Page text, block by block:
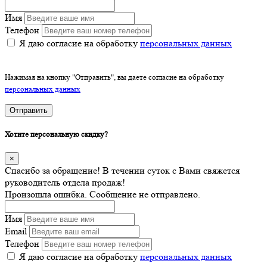
Имя
Телефон
Я даю согласие на обработку персональных данных
Нажимая на кнопку "Отправить", вы даете согласие на обработку
персональных данных
Отправить
Хотите персональную скидку?
×
Спасибо за обращение! В течении суток с Вами свяжется
руководитель отдела продаж!
Произошла ошибка. Сообщение не отправлено.
Имя
Email
Телефон
Я даю согласие на обработку персональных данных